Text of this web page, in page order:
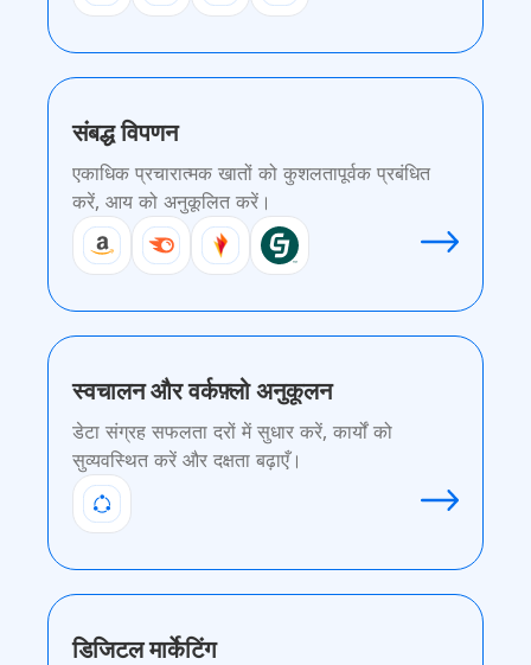
संबद्ध विपणन
एकाधिक प्रचारात्मक खातों को कुशलतापूर्वक प्रबंधित
करें, आय को अनुकूलित करें।
स्वचालन और वर्कफ़्लो अनुकूलन
डेटा संग्रह सफलता दरों में सुधार करें, कार्यों को
सुव्यवस्थित करें और दक्षता बढ़ाएँ।
डिजिटल मार्केटिंग